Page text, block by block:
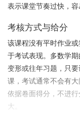
表示课堂节奏过快，容
考核方式与给分
该课程没有平时作业
于考试表现。多数学
变形或往年习题，只
课，考试通常不会有
依据卷面得分，不进
大。